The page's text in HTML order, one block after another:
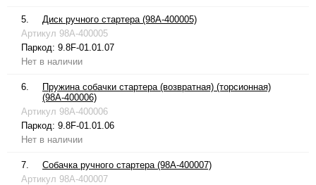
5.
Диск ручного стартера (98A-400005)
Артикул 98A-400005
Паркод: 9.8F-01.01.07
Нет в наличии
6.
Пружина собачки стартера (возвратная) (торсионная)
(98A-400006)
Артикул 98A-400006
Паркод: 9.8F-01.01.06
Нет в наличии
7.
Собачка ручного стартера (98A-400007)
Артикул 98A-400007